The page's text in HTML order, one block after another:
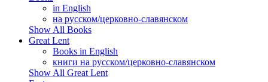
in English
на русском/церковно-славянском
Show All Books
Great Lent
Books in English
книги на русском/церковно-славянском
Show All Great Lent